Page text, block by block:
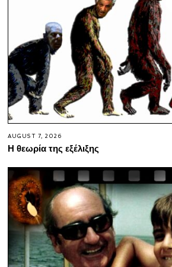
AUGUST 7, 2026
Η θεωρία της εξέλιξης